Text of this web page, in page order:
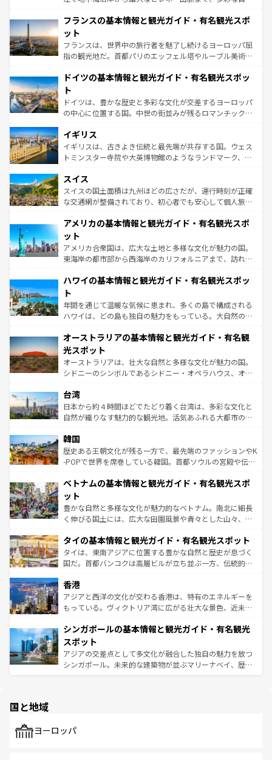
なお、新着のイタリア情報はコンテンツ一覧を参照してほ
しい。
文化が根付くこの国では、情熱的なフラメンコ、熱気あふ
れる闘牛、そして美味しいタパスが生活の一部となってい
る。首都マドリードの洗練された雰囲気や、バルセロナの
アートに溢れた街角から、地方では古代ローマ遺跡や中世
せる。地方によって風土や気候が異なるスペインはその個
ンテンツ一覧 を参照してほしい。
フランスの基本情報と観光ガイド・有名観光スポ
ット
フランスは、世界中の旅行者を魅了し続けるヨーロッパ屈
指の観光地だ。首都パリのエッフェル塔やルーブル美術館
で、幅広い魅力が詰まっている。華麗な宮殿、歴史的な大
聖堂、美しいビーチ、そして豊かな自然が、訪れる者を心
から魅了する。また、フランスは美食の国としても知ら
れ、フランス料理はユネスコ無形文化遺産にも登録されて
香り高いラベンダー畑など、多彩な楽しみ方が可能だ。さ
らに、パリ以外の地域にも魅力が溢れており、どの街角に
も豊かな歴史と文化が息づいている。パリ以外の個性あふ
を参照してほしい。
ドイツの基本情報と観光ガイド・有名観光スポッ
ト
ドイツは、豊かな歴史と多彩な文化が交差するヨーロッパ
の中心に位置する国。中世の街並みが残るロマンチック街
顔を持つこの国は、どこを歩いても飽きることがない。ベ
ルリンの文化的活気、バイエルン州のアルプスの絶景、そ
してライン川沿いのワイン畑といった風景は必見。ビール
は、お酒好きな人にはぜひ体験してほしい。 なお、新着の
ドイツ情報はコンテンツ一覧を参照してほしい。
イギリス
イギリスは、古きよき伝統と最先端が共存する国。ウェス
トミンスター寺院や大英博物館のようなランドマーク、歴
リアごとに異なる魅力がある。また、優雅なアフタヌーン
ティー、ビール好きにはたまらない英国パブ、サッカー観
戦など、本場だからこそできる体験も豊富。イギリスを旅
ンツ一覧を参照してほしい。
スイス
スイスの国土面積は九州ほどの広さだが、運行時刻が正確
な交通網が整備されており、初心者でも安心して個人旅行
の建物がそのまま残る町や、スイスならではのユニークな
博物館もあり、アルプス観光だけでなく町歩きも満喫する
ことができる。国民の所得が高いため物価も高いが、旅行
者向けの交通パス提供のサービスもあり、うまく活用すれ
着のスイス情報はコンテンツ一覧を参照してほしい。
アメリカの基本情報と観光ガイド・有名観光スポ
ット
アメリカ合衆国は、広大な土地と多様な文化が魅力の国。
東海岸の都市部から西海岸のカリフォルニアまで、訪れる
のような巨大都市は、観光、ショッピング、エンターテイ
ンメントが詰まった刺激的なスポットだ。一方、アメリカ
西部には大自然が広がり、グランドキャニオンやイエロー
ストーン国立公園といった絶景が堪能できる。さらに、南
文化が魅力。旅行者はアメリカの各地域で異なる魅力を楽
しみながら、その多様性と豊かな歴史を感じることができ
るだろう。車でのロードトリップや列車の旅も、アメリカ
ならではの贅沢な旅のスタイルだ。 なお、新着のアメリカ
情報は コンテンツ一覧 を参照してほしい。
ハワイの基本情報と観光ガイド・有名観光スポッ
ト
年間を通じて温暖な気候に恵まれ、多くの島で構成される
ハワイは、どの島も独自の魅力をもっている。大自然の神
ワイ島は見逃せない。また、定番の観光地といえばオアフ
島だが、静かな自然を求めるならマウイ島やカウアイ島が
おすすめ。エメラルドグリーンに輝く海をはじめ、豊かな
文化や歴史が息づいている。「アロハスピリット」と呼ば
人々、おいしいローカルフードやハワイアンミュージッ
ク、伝統的なフラダンスなど、すべてがハワイの魅力を彩
っている。訪れるたびに新しい発見と感動が待っているハ
はコンテンツ一覧
オーストラリアの基本情報と観光ガイド・有名観
光スポット
オーストラリアは、壮大な自然と多様な文化が魅力の国。
シドニーのシンボルであるシドニー・オペラハウス、オー
リアリーフや大陸中央部にそびえるウルル（エアーズロッ
ク）、タスマニアの美しい原生林やケアンズの熱帯雨林な
ど、見どころがたくさん。また、カフェやワイン、オージ
いる。アクティビティも充実しており、サーフィンやダイ
ビング、ハイキングなど、アウトドア好きにはたまらな
い。オーストラリアの多彩な魅力を存分に味わいつくそ
参照してほしい。
台湾
日本から約４時間ほどでたどり着く台湾は、多彩な文化と
自然が織りなす魅力的な観光地。活気あふれる大都市の台
ン）、静ひつな山岳地帯である台湾東部など、都市の喧騒
と山間の静けさが共存しており、訪れる人に新しい発見と
驚きをもたらしてくれる。また、奥深い台湾の食文化も魅
容にもいいと評判のスイーツなど、バラエティ豊かな料理
照してほしい。
韓国
歴史ある王朝文化が残る一方で、最先端のファッションやK
-POPで世界を席巻している韓国。首都ソウルの宮殿や伝統
き、地方に足を延ばせば四季折々の自然美を楽しむことが
できる。そして、キムチや焼肉、絶品のストリートフード
まで、さまざまな韓国料理が待っている。夜には、韓国な
らではのナイトライフも堪能できる。あたたかいホスピタ
わってみてほしい。 なお、新着の韓国情報はコンテンツ一
覧 を参照してほしい。
ベトナムの基本情報と観光ガイド・有名観光スポ
ット
豊かな自然と多様な文化が魅力的なベトナム。南北に細長
く伸びる国土には、広大な田園風景や青々とした山々、世
急速な発展と共に伝統が息づく。ハノイの古い町並みやホ
ーチミン市のフランス統治時代の建物も、独特の雰囲気を
醸し出している。また、バラエティの豊かさとおいしさで
とつ。フォーやバインミー、ベトナムコーヒーなどは、ぜ
ひ現地で味わいたい。どの地域を訪れてもあたたかい人々
が旅行者を迎えてくれるので、きっと忘れられない旅にな
参照してほしい。
タイの基本情報と観光ガイド・有名観光スポット
タイは、東南アジアに位置する豊かな自然と歴史が息づく
国だ。首都バンコクは高層ビルが立ち並ぶ一方、伝統的な
の活気が交差している。北部ではチェンマイなどの山岳地
帯で自然と触れ合い、南部ではプーケットやクラビの美し
いビーチでリゾート気分を楽しむことができる。タイ料理
激する。気候は一年中温暖で、どの季節にも異なる楽しみ
が待っている。親しみやすいタイの人々、仏教を中心とし
た文化、そして多様な観光資源が、訪れる旅人を魅了し続
ける。 なお、新着のタイ情報はコンテンツ一覧を参照して
香港
アジアと西洋の文化が交わる香港は、特有のエネルギーを
もっている。ヴィクトリア湾に広がる壮大な景色、近未来
み、どこを訪れても感動するはず。観光スポットが密集し
ており、効率よく見どころを回れるのも魅力。息をのむよ
うな絶景から文化的な体験まで、香港を存分に楽しみ尽く
そう。 なお、新着の香港情報はコンテンツ一覧を参照して
シンガポールの基本情報と観光ガイド・有名観光
スポット
アジアの交差点として多文化が融合した独自の魅力を放つ
シンガポール。未来的な建築物が並ぶマリーナベイ、歴史
で、ホーカーズは地元の風情を楽しめる外せないスポット
国と地域
ヨーロッパ